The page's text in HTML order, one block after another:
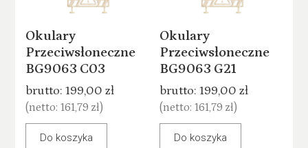
Okulary
Przeciwsłoneczne
BG9063 C03
brutto:199,00 zł
(netto:161,79 zł)
Do koszyka
Okulary
Przeciwsłoneczne
BG9063 G21
brutto: 199,00 zł
(netto: 161,79 zł)
Do koszyka